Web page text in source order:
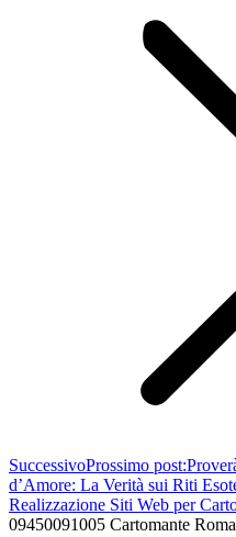
SuccessivoProssimo post:
d’Amore: La Verità sui Riti
Realizzazione Siti Web per
09450091005 Cartomante Roma